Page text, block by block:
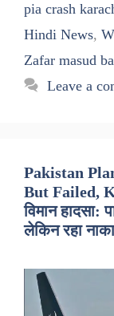
pia crash
Hindi News,
Zafar masud
Leave a
Pakistan
But Failed,
विमान हादसा:
लेकिन रहा